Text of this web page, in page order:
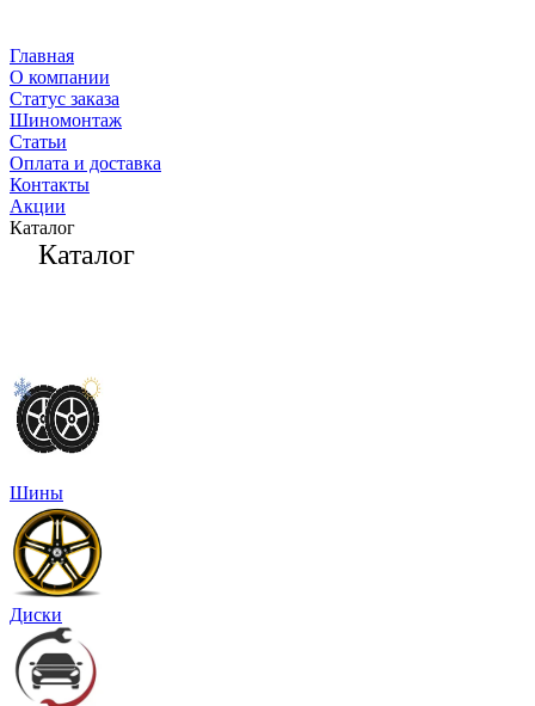
Главная
О компании
Статус заказа
Шиномонтаж
Статьи
Оплата и доставка
Контакты
Акции
Каталог
Каталог
Шины
Диски